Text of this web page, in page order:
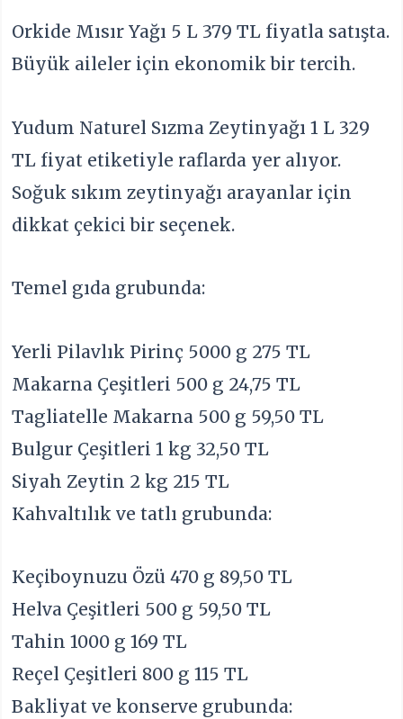
Orkide Mısır Yağı 5 L 379 TL fiyatla satışta.
Büyük aileler için ekonomik bir tercih.
Yudum Naturel Sızma Zeytinyağı 1 L 329
TL fiyat etiketiyle raflarda yer alıyor.
Soğuk sıkım zeytinyağı arayanlar için
dikkat çekici bir seçenek.
Temel gıda grubunda:
Yerli Pilavlık Pirinç 5000 g 275 TL
Makarna Çeşitleri 500 g 24,75 TL
Tagliatelle Makarna 500 g 59,50 TL
Bulgur Çeşitleri 1 kg 32,50 TL
Siyah Zeytin 2 kg 215 TL
Kahvaltılık ve tatlı grubunda:
Keçiboynuzu Özü 470 g 89,50 TL
Helva Çeşitleri 500 g 59,50 TL
Tahin 1000 g 169 TL
Reçel Çeşitleri 800 g 115 TL
Bakliyat ve konserve grubunda: